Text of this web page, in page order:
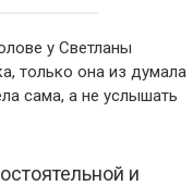
у Светланы
только она из думала
сама, а не услышать
и